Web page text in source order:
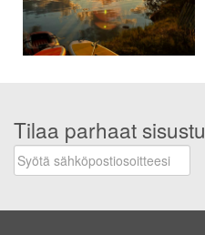
Tilaa parhaat